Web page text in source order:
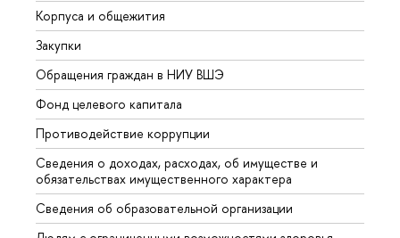
Корпуса и общежития
Закупки
Обращения граждан в НИУ ВШЭ
Фонд целевого капитала
Противодействие коррупции
Сведения о доходах, расходах, об имуществе и
обязательствах имущественного характера
Сведения об образовательной организации